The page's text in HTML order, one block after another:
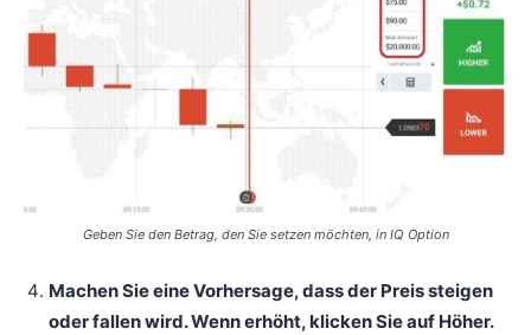
Geben Sie den Betrag, den Sie setzen möchten, in IQ Option
Machen Sie eine Vorhersage, dass der Preis steigen
oder fallen wird. Wenn erhöht, klicken Sie auf Höher.